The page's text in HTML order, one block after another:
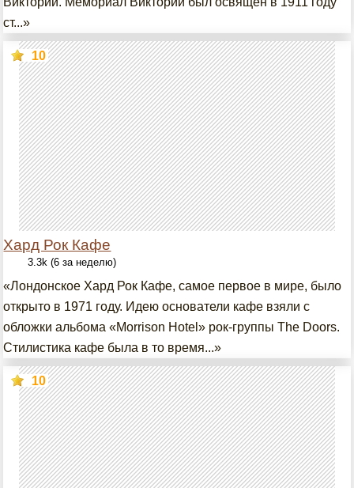
ст...»
Хард Рок Кафе
10
3.3k (6 за неделю)
«Лондонское Хард Рок Кафе, самое первое в мире, было
открыто в 1971 году. Идею основатели кафе взяли с
обложки альбома «Morrison Hotel» рок-группы The Doors.
Стилистика кафе была в то время...»
10